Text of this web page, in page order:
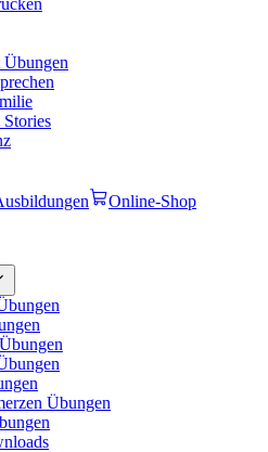
Online-Shop
Übungen